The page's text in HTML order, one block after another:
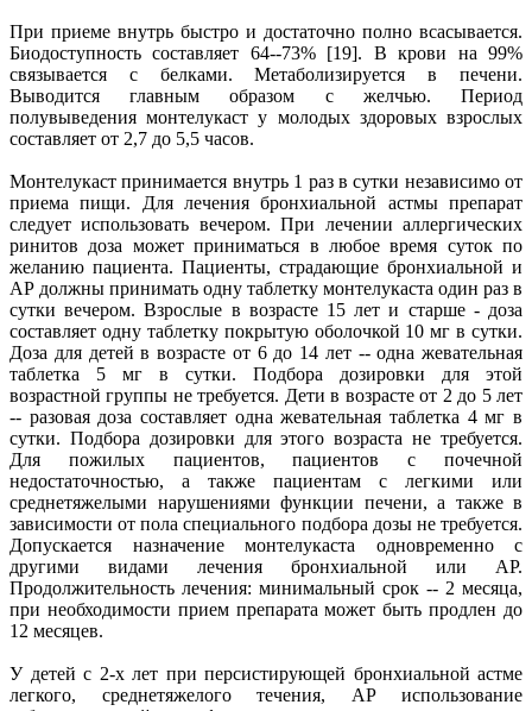
При приеме внутрь быстро и достаточно полно всасывается.
Биодоступность составляет 64--73% [19]. В крови на 99%
связывается с белками. Метаболизируется в печени.
Выводится главным образом с желчью. Период
полувыведения монтелукаст у молодых здоровых взрослых
составляет от 2,7 до 5,5 часов.
Монтелукаст принимается внутрь 1 раз в сутки независимо от
приема пищи. Для лечения бронхиальной астмы препарат
следует использовать вечером. При лечении аллергических
ринитов доза может приниматься в любое время суток по
желанию пациента. Пациенты, страдающие бронхиальной и
АР должны принимать одну таблетку монтелукаста один раз в
сутки вечером. Взрослые в возрасте 15 лет и старше - доза
составляет одну таблетку покрытую оболочкой 10 мг в сутки.
Доза для детей в возрасте от 6 до 14 лет -- одна жевательная
таблетка 5 мг в сутки. Подбора дозировки для этой
возрастной группы не требуется. Дети в возрасте от 2 до 5 лет
-- разовая доза составляет одна жевательная таблетка 4 мг в
сутки. Подбора дозировки для этого возраста не требуется.
Для пожилых пациентов, пациентов с почечной
недостаточностью, а также пациентам с легкими или
среднетяжелыми нарушениями функции печени, а также в
зависимости от пола специального подбора дозы не требуется.
Допускается назначение монтелукаста одновременно с
другими видами лечения бронхиальной или АР.
Продолжительность лечения: минимальный срок -- 2 месяца,
при необходимости прием препарата может быть продлен до
12 месяцев.
У детей с 2-х лет при персистирующей бронхиальной астме
легкого, среднетяжелого течения, АР использование